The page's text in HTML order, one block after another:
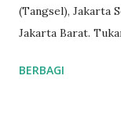
(Tangsel), Jakarta
Jakarta Barat.
kualitas yang
BERBAGI